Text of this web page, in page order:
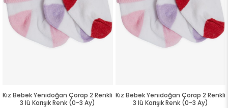
Kız Bebek Yenidoğan Çorap 2 Renkli
3 lü Karışık Renk (0-3 Ay)
Kız Bebek Yenidoğan Çorap 2 Renkli
3 lü Karışık Renk (0-3 Ay)